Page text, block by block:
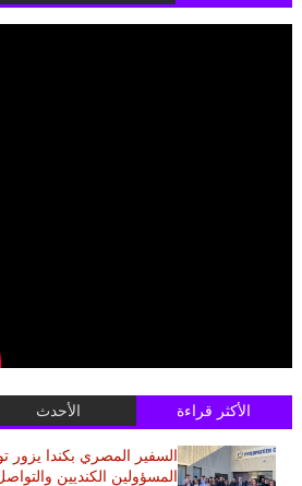
الأكثر قراءة الأحدث
السفير المصري بكندا يزور
المسؤولين الكنديين